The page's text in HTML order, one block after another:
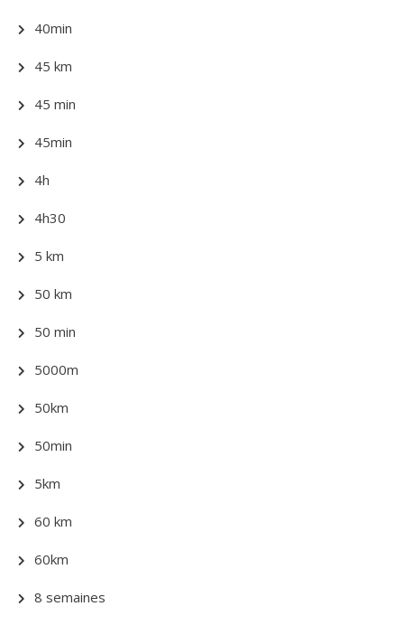
40min
45 km
45 min
45min
4h
4h30
5 km
50 km
50 min
5000m
50km
50min
5km
60 km
60km
8 semaines